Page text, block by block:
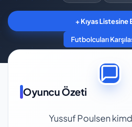
+ Kıyas Listesine
Futbolcuları
Oyuncu Özeti
Yussuf Poulsen